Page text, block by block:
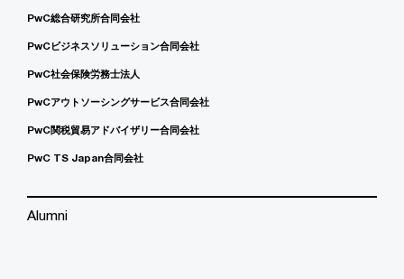
PwC総合研究所合同会社
PwCビジネスソリューション合同会社
PwC社会保険労務士法人
PwCアウトソーシングサービス合同会社
PwC関税貿易アドバイザリー合同会社
PwC TS Japan合同会社
Alumni